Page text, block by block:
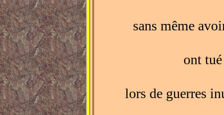
sans même
ont
lors de guerres